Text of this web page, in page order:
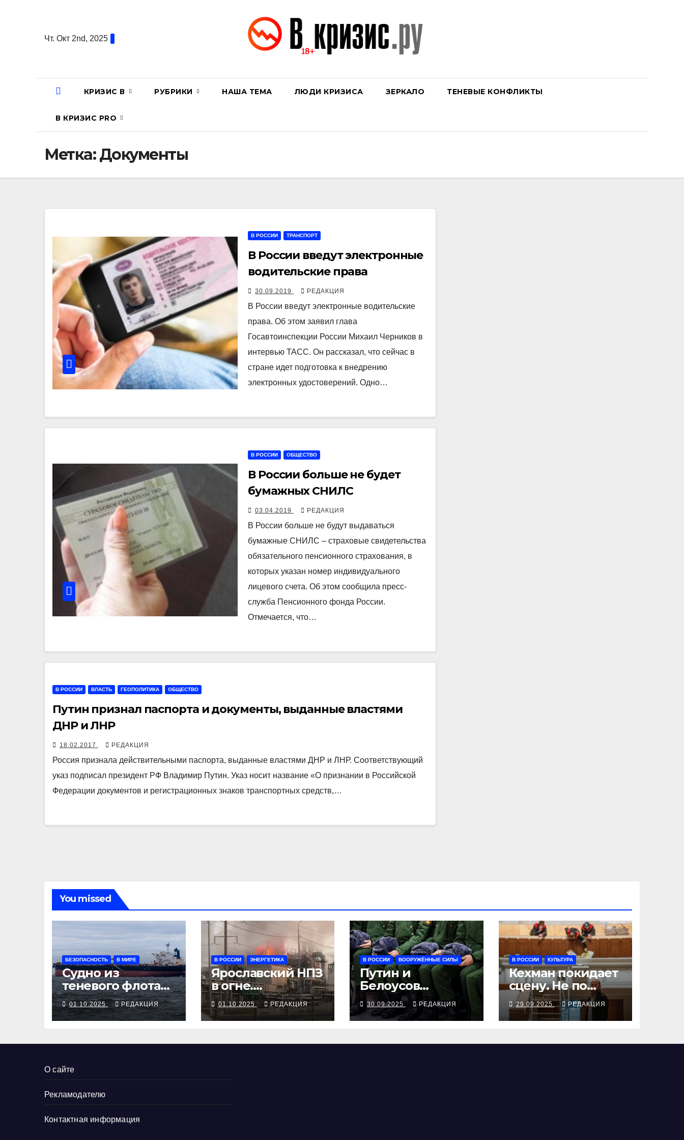
содержаниюЧт. Окт 2nd, 2025
КРИЗИС В РУБРИКИ НАША ТЕМА ЛЮДИ КРИЗИСА ЗЕРКАЛО ТЕНЕВЫЕ КОНФЛИКТЫ
В КРИЗИС PRO
Метка:Документы
В РОССИИ ТРАНСПОРТ
В России введут электронные
водительские права
30.09.2019 РЕДАКЦИЯ
В России введут электронные водительские
права. Об этом заявил глава
Госавтоинспекции России Михаил Черников в
интервью ТАСС. Он рассказал, что сейчас в
стране идет подготовка к внедрению
электронных удостоверений. Одно…
В РОССИИ ОБЩЕСТВО
В России больше не будет
бумажных СНИЛС
03.04.2019 РЕДАКЦИЯ
В России больше не будут выдаваться
бумажные СНИЛС – страховые свидетельства
обязательного пенсионного страхования, в
которых указан номер индивидуального
лицевого счета. Об этом сообщила пресс-
служба Пенсионного фонда России.
Отмечается, что…
В РОССИИ ВЛАСТЬ ГЕОПОЛИТИКА ОБЩЕСТВО
Путин признал паспорта и документы, выданные властями
ДНР и ЛНР
18.02.2017 РЕДАКЦИЯ
Россия признала действительными паспорта, выданные властями ДНР и ЛНР. Соответствующий
указ подписал президент РФ Владимир Путин. Указ носит название «О признании в Российской
Федерации документов и регистрационных знаков транспортных средств,…
You missed
БЕЗОПАСНОСТЬ В МИРЕ
Судно из
теневого флота
РФ остановлено
у берегов
Франции
01.10.2025 РЕДАКЦИЯ
В РОССИИ ЭНЕРГЕТИКА
Ярославский НПЗ
в огне.
Официально —
не дроны
01.10.2025 РЕДАКЦИЯ
В РОССИИ ВООРУЖЁННЫЕ СИЛЫ
Путин и
Белоусов
объявили
осенний призыв
30.09.2025 РЕДАКЦИЯ
В РОССИИ КУЛЬТУРА
Кехман покидает
сцену. Не по
собственному
желанию
29.09.2025 РЕДАКЦИЯ
О сайте
Рекламодателю
Контактная информация